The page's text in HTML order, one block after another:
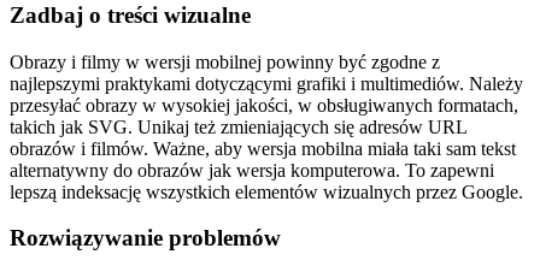
Zadbaj o treści wizualne
Obrazy i filmy w wersji mobilnej powinny być zgodne z
najlepszymi praktykami dotyczącymi grafiki i multimediów. Należy
przesyłać obrazy w wysokiej jakości, w obsługiwanych formatach,
takich jak SVG. Unikaj też zmieniających się adresów URL
obrazów i filmów. Ważne, aby wersja mobilna miała taki sam tekst
alternatywny do obrazów jak wersja komputerowa. To zapewni
lepszą indeksację wszystkich elementów wizualnych przez Google.
Rozwiązywanie problemów